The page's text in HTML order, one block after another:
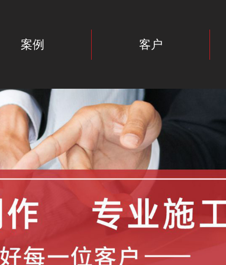
案例 客户